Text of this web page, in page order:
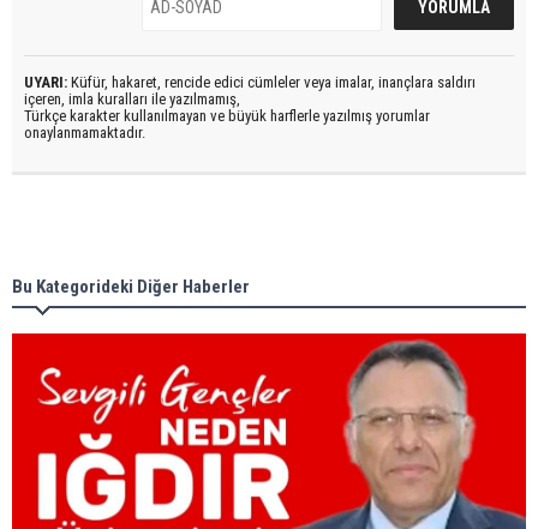
UYARI: Küfür, hakaret, rencide edici cümleler veya imalar, inançlara saldırı
içeren, imla kuralları ile yazılmamış,
Türkçe karakter kullanılmayan ve büyük harflerle yazılmış yorumlar
onaylanmamaktadır.
Bu Kategorideki Diğer Haberler